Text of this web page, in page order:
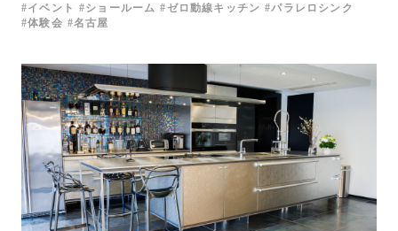
イベント ショールーム ゼロ動線キッチン
パラレロシンク
体験会
名古屋